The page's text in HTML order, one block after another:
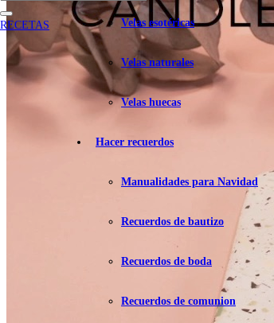
Velas esotéricas
Velas naturales
Velas huecas
Hacer recuerdos
Manualidades para Navidad
Recuerdos de bautizo
Recuerdos de boda
Recuerdos de comunion
RECETAS